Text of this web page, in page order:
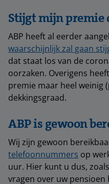
Stijgt mijn premie
ABP heeft al eerder
waarschijnlijk zal gaan
dat staat los van de
oorzaken. Overigens
premie maar heel weinig
dekkingsgraad.
ABP is gewoon
Wij zijn gewoon
telefoonnummers op
uur. Hier kunt u dus,
vragen over uw pensioen